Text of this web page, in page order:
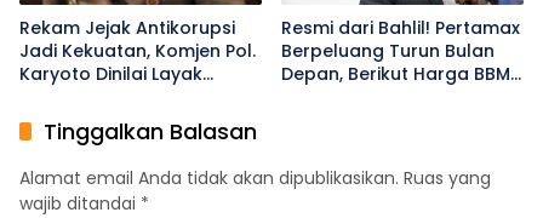
Rekam Jejak Antikorupsi
Jadi Kekuatan, Komjen Pol.
Karyoto Dinilai Layak
Resmi dari Bahlil! Pertamax
Berpeluang Turun Bulan
Depan, Berikut Harga BBM
Tinggalkan Balasan
Alamat email Anda tidak akan dipublikasikan. Ruas yang
wajib ditandai *